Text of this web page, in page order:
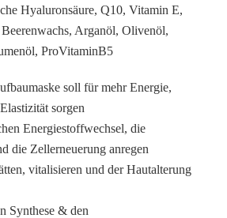
Hyaluronsäure, Q10, Vitamin E,
Beerenwachs, Arganöl, Olivenöl,
ProVitaminB5
soll für mehr Energie,
sorgen
Energiestoffwechsel, die
die Zellerneuerung anregen
vitalisieren und der Hautalterung
Synthese & den